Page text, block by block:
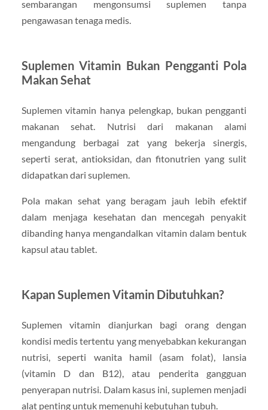
sembarangan mengonsumsi suplemen tanpa
pengawasan tenaga medis.
Suplemen Vitamin Bukan Pengganti Pola
Makan Sehat
Suplemen vitamin hanya pelengkap, bukan pengganti
makanan sehat. Nutrisi dari makanan alami
mengandung berbagai zat yang bekerja sinergis,
seperti serat, antioksidan, dan fitonutrien yang sulit
didapatkan dari suplemen.
Pola makan sehat yang beragam jauh lebih efektif
dalam menjaga kesehatan dan mencegah penyakit
dibanding hanya mengandalkan vitamin dalam bentuk
kapsul atau tablet.
Kapan Suplemen Vitamin Dibutuhkan?
Suplemen vitamin dianjurkan bagi orang dengan
kondisi medis tertentu yang menyebabkan kekurangan
nutrisi, seperti wanita hamil (asam folat), lansia
(vitamin D dan B12), atau penderita gangguan
penyerapan nutrisi. Dalam kasus ini, suplemen menjadi
alat penting untuk memenuhi kebutuhan tubuh.